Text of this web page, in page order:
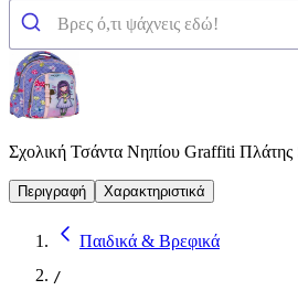
Σχολική Τσάντα Νηπίου Graffiti Πλάτης
Περιγραφή Χαρακτηριστικά
Παιδικά & Βρεφικά
/